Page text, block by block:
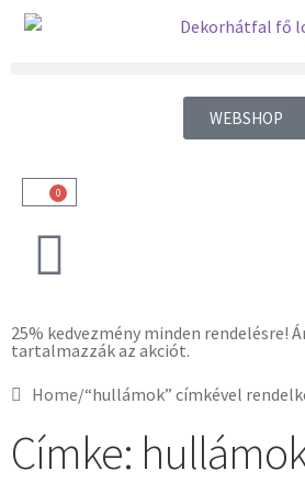
WEBSHOP
0
25% kedvezmény minden rendelésre!
tartalmazzák az akciót.
Home/“hullámok” címkével
Címke: